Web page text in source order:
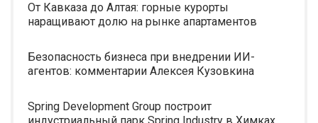
От Кавказа до Алтая: горные курорты
наращивают долю на рынке апартаментов
Безопасность бизнеса при внедрении ИИ-
агентов: комментарии Алексея Кузовкина
Spring Development Group построит